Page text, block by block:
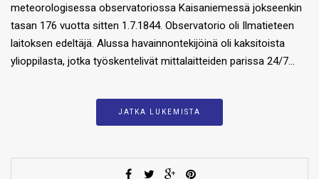
meteorologisessa observatoriossa Kaisaniemessä jokseenkin
tasan 176 vuotta sitten 1.7.1844. Observatorio oli Ilmatieteen
laitoksen edeltäjä. Alussa havainnontekijöinä oli kaksitoista
ylioppilasta, jotka työskentelivät mittalaitteiden parissa 24/7…
JATKA LUKEMISTA